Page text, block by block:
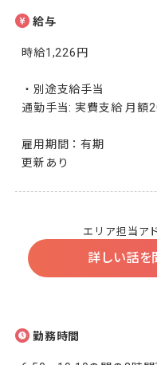
給与
時給1,226円
・別途支給手当
通勤手当: 実費支給 月額
雇用期間：有期
更新あり
エリア担当ア
詳しい話を
勤務時間